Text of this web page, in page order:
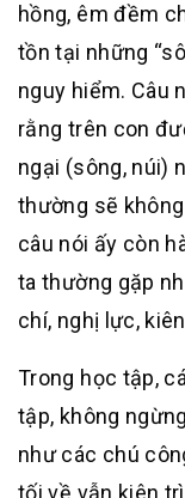
hồng, êm đềm
tồn tại những
nguy hiểm. Câu
rằng trên con
ngại (sông, núi)
thường sẽ
câu nói ấy còn
ta thường gặp
chí, nghị lực,
Trong học tập,
tập, không
như các chú
tối về vẫn kiên